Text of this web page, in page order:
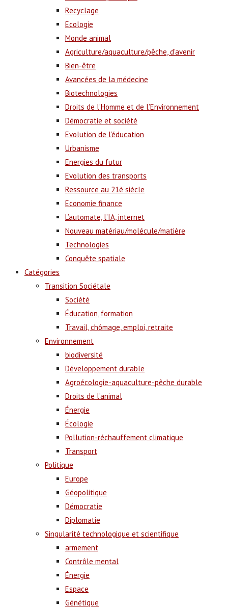
Recyclage
Ecologie
Monde animal
Agriculture/aquaculture/pêche, d’avenir
Bien-être
Avancées de la médecine
Biotechnologies
Droits de l’Homme et de l’Environnement
Démocratie et société
Evolution de l’éducation
Urbanisme
Energies du futur
Evolution des transports
Ressource au 21è siècle
Economie finance
L’automate, l’IA, internet
Nouveau matériau/molécule/matière
Technologies
Conquête spatiale
Catégories
Transition Sociétale
Société
Éducation, formation
Travail, chômage, emploi, retraite
Environnement
biodiversité
Développement durable
Agroécologie-aquaculture-pêche durable
Droits de l’animal
Énergie
Écologie
Pollution-réchauffement climatique
Transport
Politique
Europe
Géopolitique
Démocratie
Diplomatie
Singularité technologique et scientifique
armement
Contrôle mental
Énergie
Espace
Génétique